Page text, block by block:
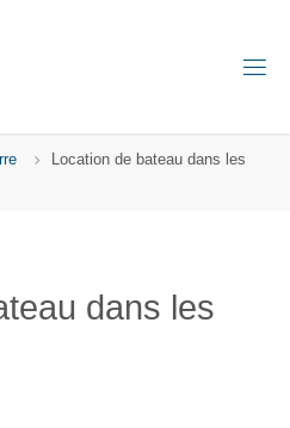
Location de bateau dans les
dans les